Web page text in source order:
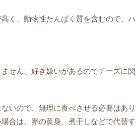
く、動物性たんぱく質を含むので、ハ
せん。好き嫌いがあるのでチーズに関
いので、無理に食べさせる必要はあり
合は、卵の黄身、煮干しなどで代替す